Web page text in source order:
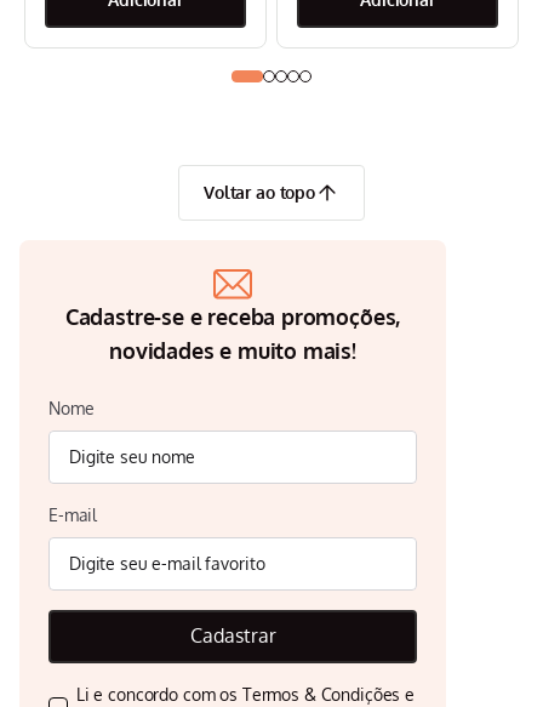
Voltar ao topo
Cadastre-se e receba promoções,
novidades e muito mais!
Nome
E-mail
Cadastrar
Li e concordo com os Termos & Condições e